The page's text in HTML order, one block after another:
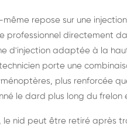
même repose sur une
professionnel directement
d'injection adaptée à la
porte une
plus renforcée
le dard plus long du frelon
le nid peut être retiré après